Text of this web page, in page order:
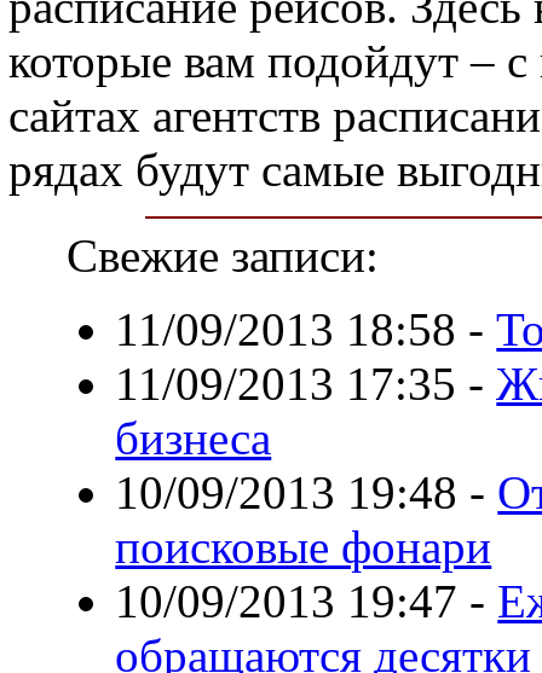
которые вам подойдут –
сайтах агентств
рядах будут самые
Свежие записи:
11/09/2013 18:58 -
11/09/2013 17:35 -
бизнеса
10/09/2013 19:48 -
поисковые фонари
10/09/2013 19:47 -
обращаются